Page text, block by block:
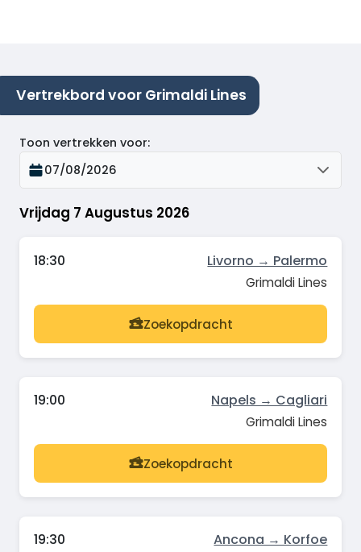
Vertrekbord voor Grimaldi Lines
Vrijdag 7 Augustus 2026
Toon vertrekken voor:
07/08/2026
18:30 Livorno → Palermo
Grimaldi Lines
Zoekopdracht
19:00 Napels → Cagliari
Grimaldi Lines
Zoekopdracht
19:30 Ancona → Korfoe